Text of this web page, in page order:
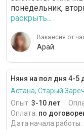
понедельник,
раскрыть...
Вакансия от
Арай
Няня на пол дня 4-5
Астана, Старый
Опыт: 3-10 лет
Оплата: по
Дата начала работы: